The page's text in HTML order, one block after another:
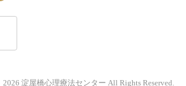
淀屋橋心理療法センター All Rights Reserved.